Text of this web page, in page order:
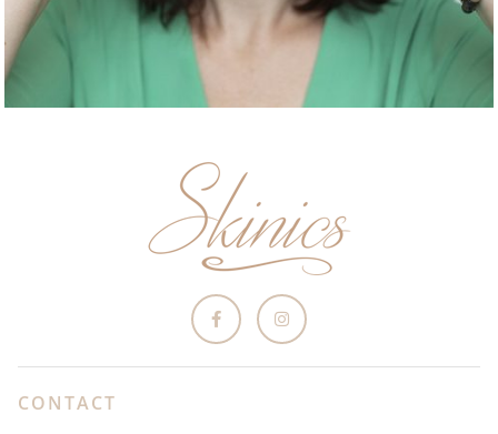
CONTACT